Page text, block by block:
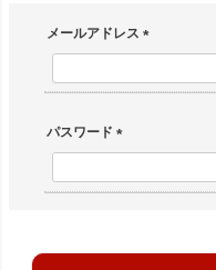
メールアドレス
(必須)
パスワード
(必須)